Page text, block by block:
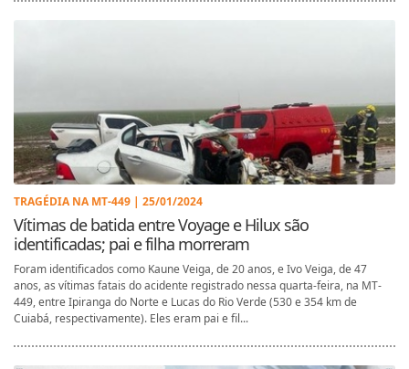
TRAGÉDIA NA MT-449 | 25/01/2024
Vítimas de batida entre Voyage e Hilux são
identificadas; pai e filha morreram
Foram identificados como Kaune Veiga, de 20 anos, e Ivo Veiga, de 47
anos, as vítimas fatais do acidente registrado nessa quarta-feira, na MT-
449, entre Ipiranga do Norte e Lucas do Rio Verde (530 e 354 km de
Cuiabá, respectivamente). Eles eram pai e fil...